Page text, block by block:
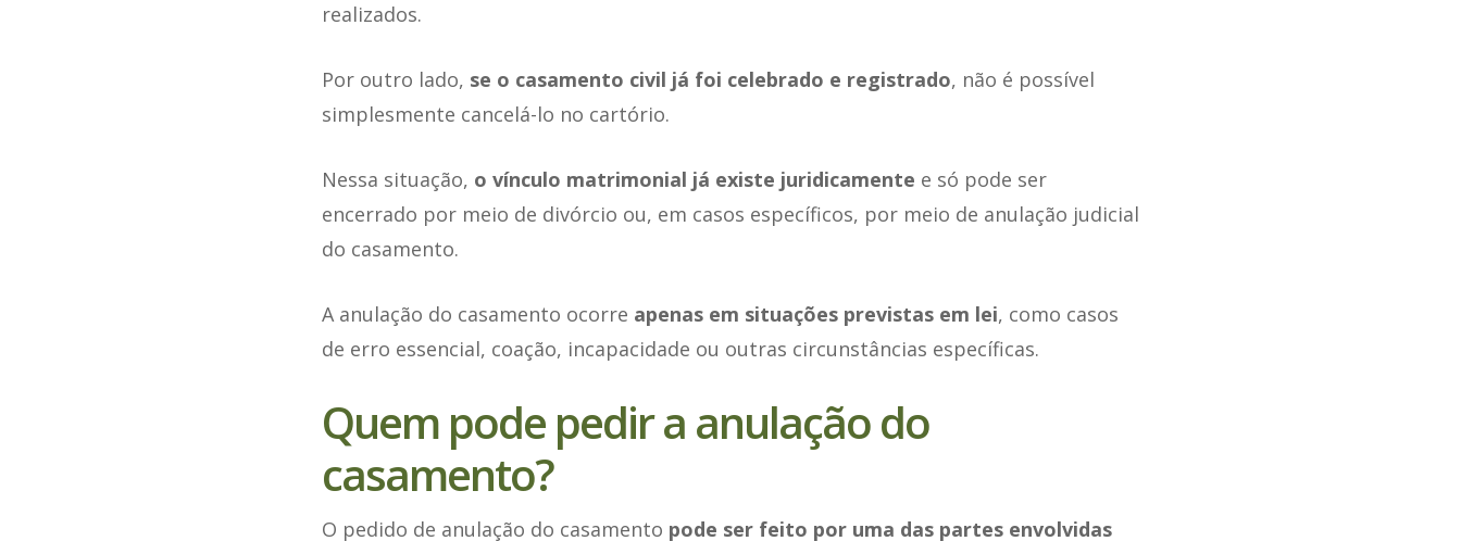
realizados.
Por outro lado, se o casamento civil já foi celebrado e registrado, não é possível
simplesmente cancelá-lo no cartório.
Nessa situação, o vínculo matrimonial já existe juridicamente e só pode ser
encerrado por meio de divórcio ou, em casos específicos, por meio de anulação judicial
do casamento.
A anulação do casamento ocorre apenas em situações previstas em lei, como casos
de erro essencial, coação, incapacidade ou outras circunstâncias específicas.
Quem pode pedir a anulação do
casamento?
O pedido de anulação do casamento pode ser feito por uma das partes envolvidas